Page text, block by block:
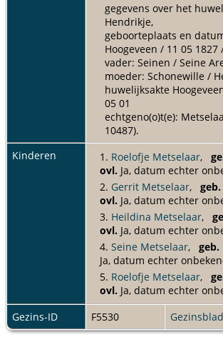
gegevens over het
Hendrikje,
geboorteplaats en
Hoogeveen / 11 05
vader: Seinen / Seine
moeder: Schonewille /
huwelijksakte
05 01
echtgeno(o)t(e):
10487).
Kinderen
1. Roelofje Metselaar,
ovl. Ja, datum echter
2. Gerrit Metselaar, geb.
ovl. Ja, datum echter
3. Heildina Metselaar,
ovl. Ja, datum echter
4. Seine Metselaar, geb.
Ja, datum echter
5. Roelofje Metselaar,
ovl. Ja, datum echter
Gezins-ID
F5530 Gezinsblad